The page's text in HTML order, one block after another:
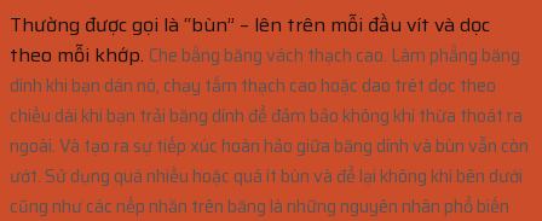
Thường được gọi là “bùn” – lên trên mỗi đầu vít và dọc
theo mỗi khớp. Che bằng băng vách thạch cao. Làm phẳng băng
dính khi bạn dán nó, chạy tấm thạch cao hoặc dao trét dọc theo
chiều dài khi bạn trải băng dính để đảm bảo không khí thừa thoát ra
ngoài. Và tạo ra sự tiếp xúc hoàn hảo giữa băng dính và bùn vẫn còn
ướt. Sử dụng quá nhiều hoặc quá ít bùn và để lại không khí bên dưới
cũng như các nếp nhăn trên băng là những nguyên nhân phổ biến